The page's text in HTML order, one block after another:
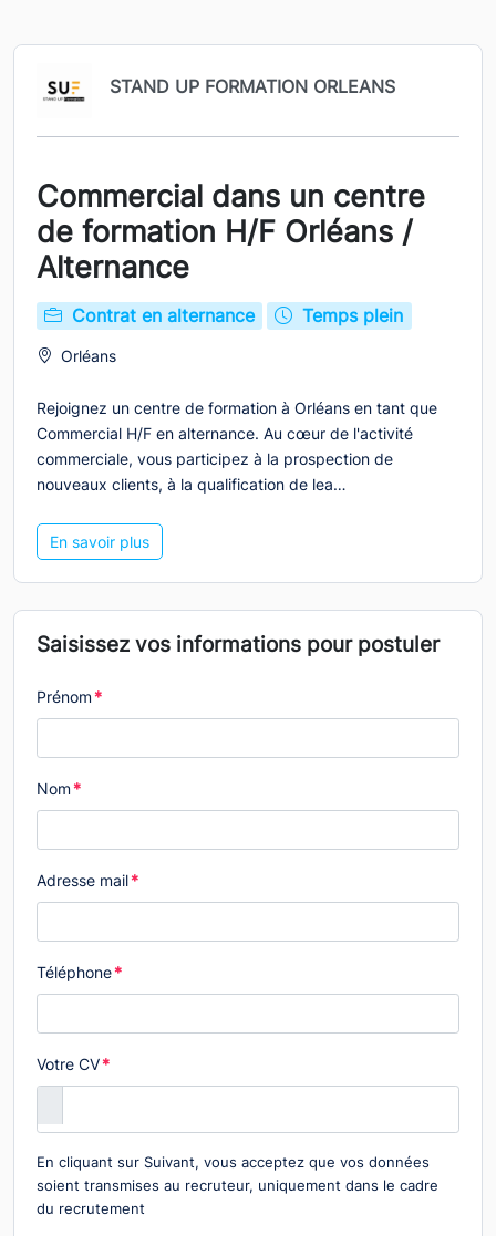
STAND UP FORMATION ORLEANS
Commercial dans un centre
de formation H/F Orléans /
Alternance
Contrat en alternance Temps plein
Orléans
Rejoignez un centre de formation à Orléans en tant que
Commercial H/F en alternance. Au cœur de l'activité
commerciale, vous participez à la prospection de
nouveaux clients, à la qualification de lea…
En savoir plus
Saisissez vos informations pour postuler
Prénom*
Nom*
Adresse mail*
Téléphone*
Votre CV*
En cliquant sur Suivant, vous acceptez que vos données
soient transmises au recruteur, uniquement dans le cadre
du recrutement